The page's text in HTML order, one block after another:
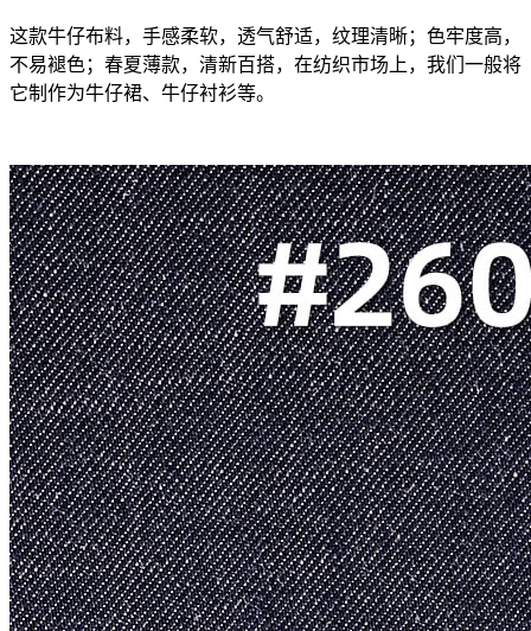
这款牛仔布料，手感柔软，透气舒适，纹理清晰；色牢度高，
不易褪色；春夏薄款，清新百搭，在纺织市场上，我们一般将
它制作为牛仔裙、牛仔衬衫等。